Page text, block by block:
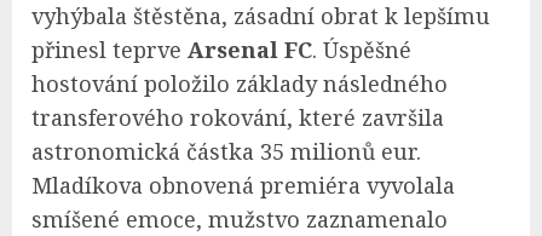
vyhýbala štěstěna, zásadní obrat k lepšímu
přinesl teprve Arsenal FC. Úspěšné
hostování položilo základy následného
transferového rokování, které završila
astronomická částka 35 milionů eur.
Mladíkova obnovená premiéra vyvolala
smíšené emoce, mužstvo zaznamenalo